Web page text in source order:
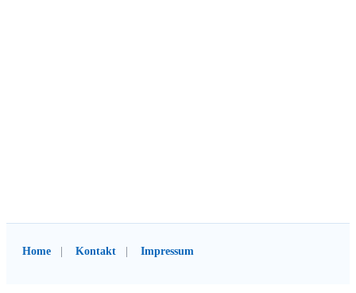
Home Kontakt Impressum